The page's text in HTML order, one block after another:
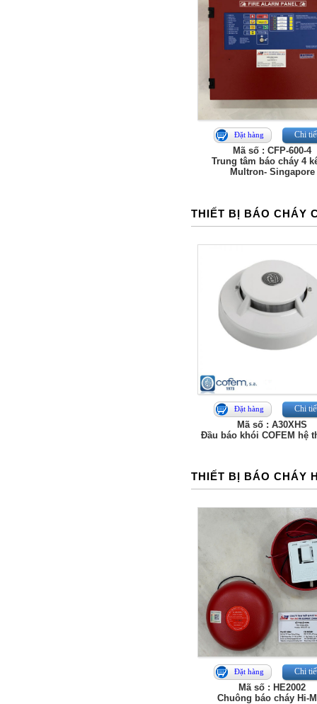
Đặt hàng Chi
Mã số : CFP-600-4
Trung tâm báo cháy 4
Multron- Singapore
THIẾT BỊ BÁO CHÁY
Đặt hàng Chi
Mã số : A30XHS
Đầu báo khói COFEM hệ
THIẾT BỊ BÁO CHÁY
Đặt hàng Chi
Mã số : HE2002
Chuông báo cháy Hi-